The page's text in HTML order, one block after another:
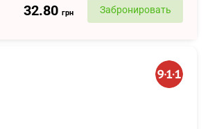
32.80 грн Забронировать